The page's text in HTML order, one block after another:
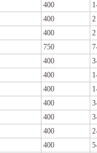
400
400
2
400
2
750
400
400
400
400
400
400
400